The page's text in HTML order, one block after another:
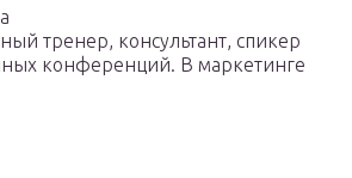
тренер, консультант, спикер
конференций. В маркетинге